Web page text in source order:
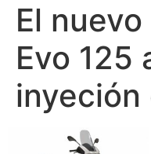
El
Evo 125